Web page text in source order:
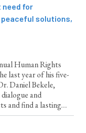
for
solutions,
Human Rights
last year of his five-
Daniel Bekele,
and
and find a lasting
occurring in